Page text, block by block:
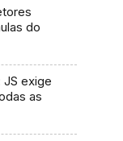
do
exige
as